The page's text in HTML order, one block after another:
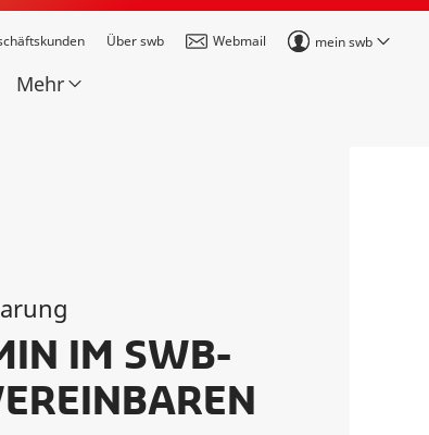
Über swb Webmail mein swb
Mehr
IM SWB-